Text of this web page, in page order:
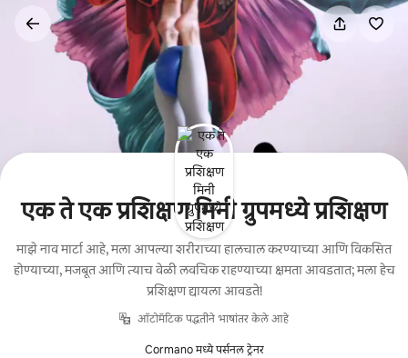
एक ते एक प्रशिक्षण मिनी ग्रुपमध्ये प्रशिक्षण
माझे नाव मार्टा आहे, मला आपल्या शरीराच्या हालचाल करण्याच्या आणि विकसित
होण्याच्या, मजबूत आणि त्याच वेळी लवचिक राहण्याच्या क्षमता आवडतात; मला हेच
प्रशिक्षण द्यायला आवडते!
ऑटोमॅटिक पद्धतीने भाषांतर केले आहे
Cormano मध्ये पर्सनल ट्रेनर